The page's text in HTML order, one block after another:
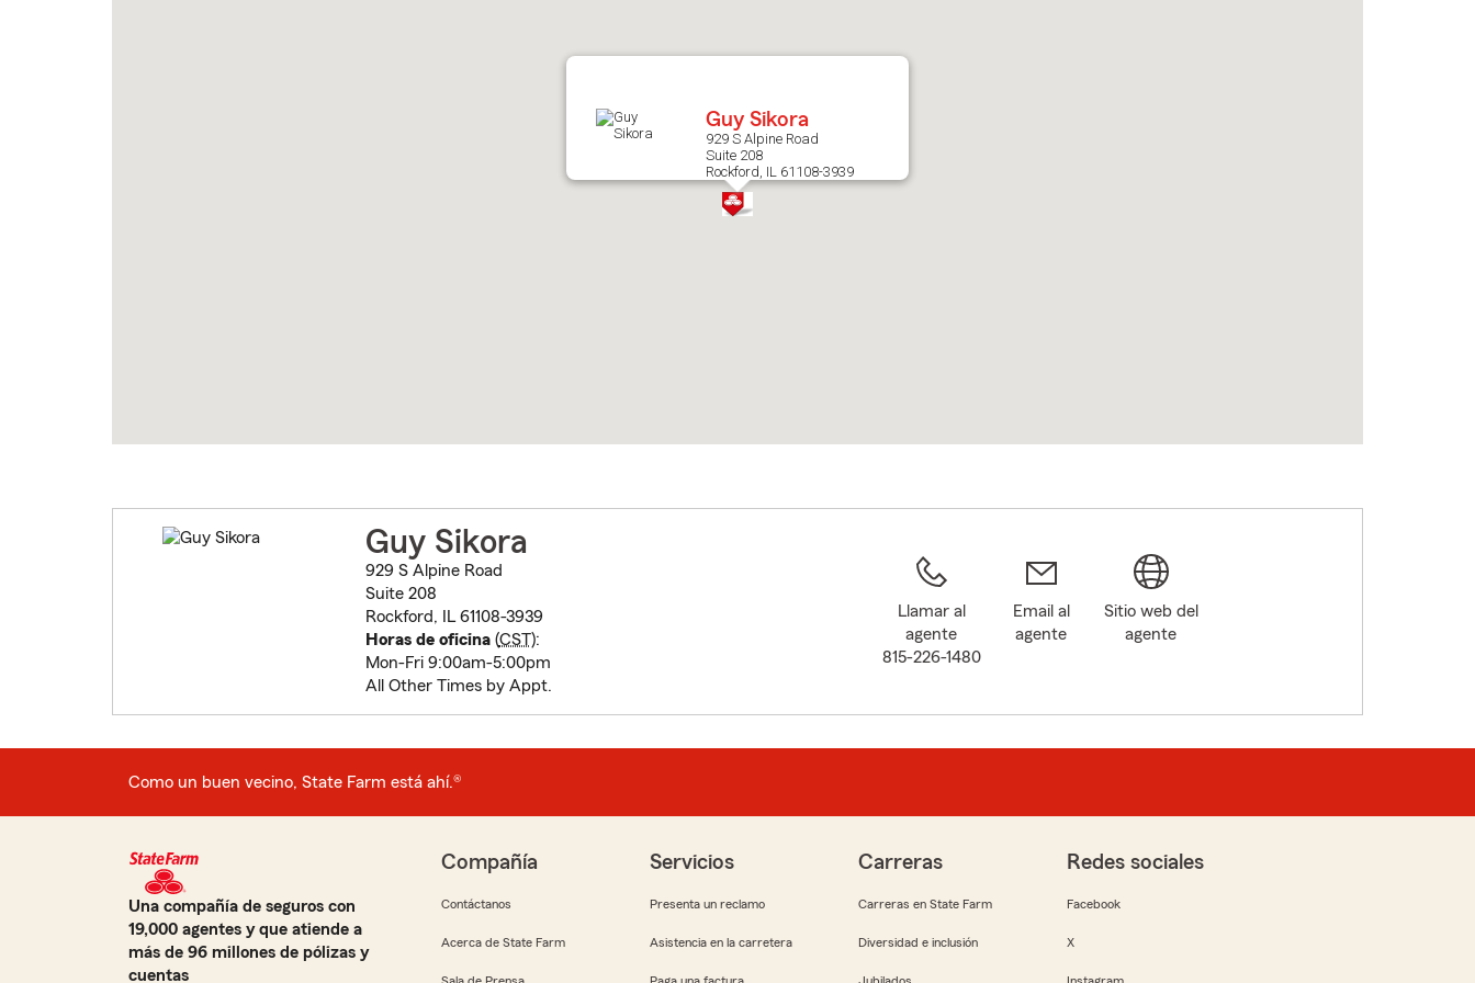
Guy Sikora
929 S Alpine Road
Suite 208
Rockford, IL 61108-3939
Guy Sikora
929 S Alpine Road
Suite 208
Rockford, IL 61108-3939
Horas de oficina(CST):
Mon-Fri 9:00am-5:00pm
All Other Times by Appt.
Llamar al
agente
815-226-1480
Email al
agente
Sitio web del
agente
Como un buen vecino, State Farm está ahí.®
Una compañía de seguros con
19,000 agentes y que atiende a
más de 96 millones de pólizas y
cuentas
Compañía
Contáctanos
Acerca de State Farm
Servicios
Presenta un reclamo
Asistencia en la carretera
Carreras
Carreras en State Farm
Diversidad e inclusión
Redes sociales
Facebook
X